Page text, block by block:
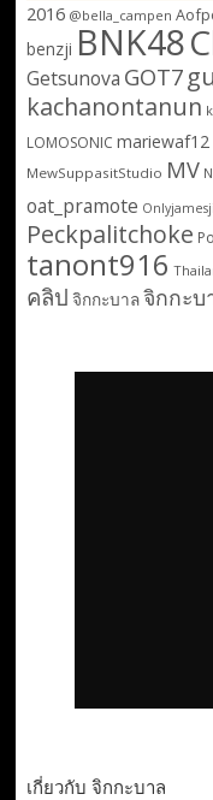
2016 @bella_campen
benzji BNK48
Getsunova GOT7
kachanontanun
LOMOSONIC mariewaf12
MewSuppasitStudio MV
oat_pramote Onlyjamesji
Peckpalitchoke
tanont916
คลิป จิกกะบาลจิกกะบ
เกี่ยวกับ จิกกะบาล